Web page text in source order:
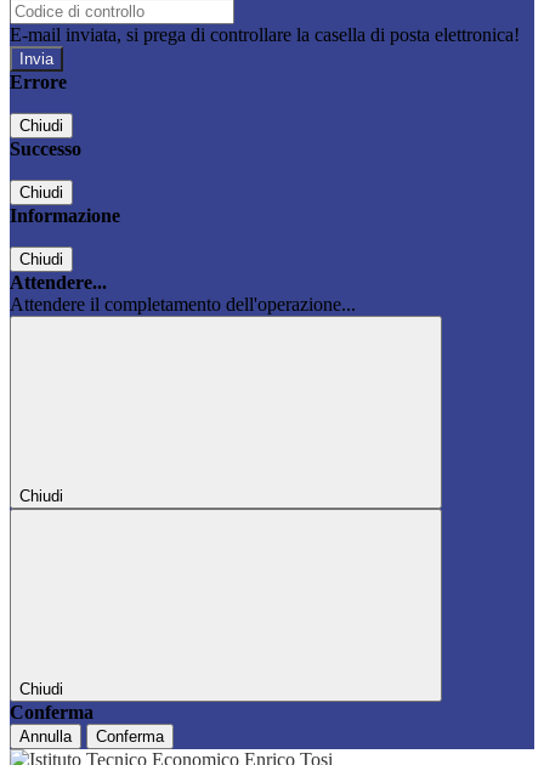
E-mail inviata, si prega di controllare la casella di posta elettronica!
Errore
Chiudi
Successo
Chiudi
Informazione
Chiudi
Attendere...
Attendere il completamento dell'operazione...
Chiudi
Chiudi
Conferma
Annulla Conferma